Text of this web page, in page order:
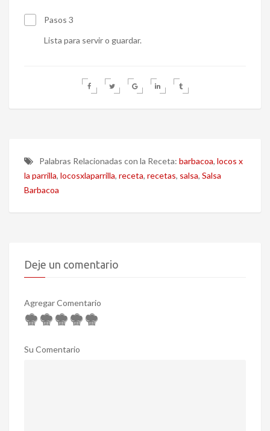
Pasos 3
Lista para servir o guardar.
Palabras Relacionadas con la Receta: barbacoa, locos x
la parrilla, locosxlaparrilla, receta, recetas, salsa, Salsa
Barbacoa
Deje un comentario
Agregar Comentario
Su Comentario